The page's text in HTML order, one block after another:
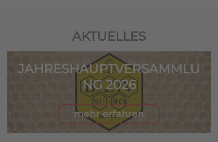
AKTUELLES
1. PROBEIMKERTAG 2026
mehr erfahren